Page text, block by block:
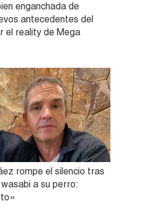
enganchada de
antecedentes del
el reality de Mega
rompe el silencio tras
a su perro: